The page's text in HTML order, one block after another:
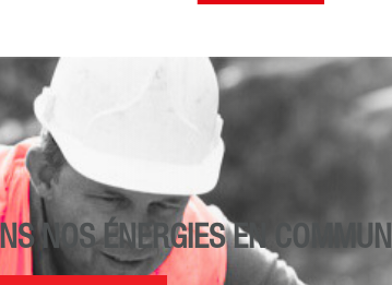
NOS ÉNERGIES EN COMMUN